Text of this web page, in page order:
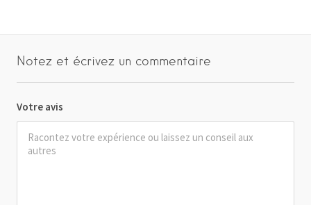
Notez et écrivez un commentaire
Votre avis